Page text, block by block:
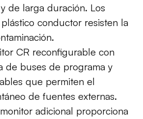
de larga duración. Los
conductor resisten la
CR reconfigurable con
de buses de programa y
que permiten el
de fuentes externas.
adicional proporciona